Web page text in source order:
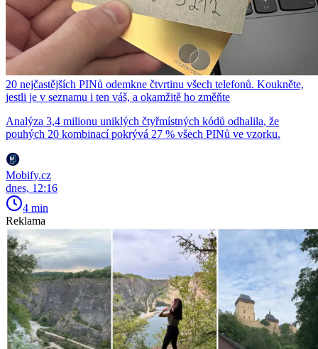
20 nejčastějších PINů odemkne čtvrtinu všech telefonů. Koukněte,
jestli je v seznamu i ten váš, a okamžitě ho změňte
Analýza 3,4 milionu uniklých čtyřmístných kódů odhalila, že
pouhých 20 kombinací pokrývá 27 % všech PINů ve vzorku.
Mobify.cz
dnes, 12:16
4 min
Reklama